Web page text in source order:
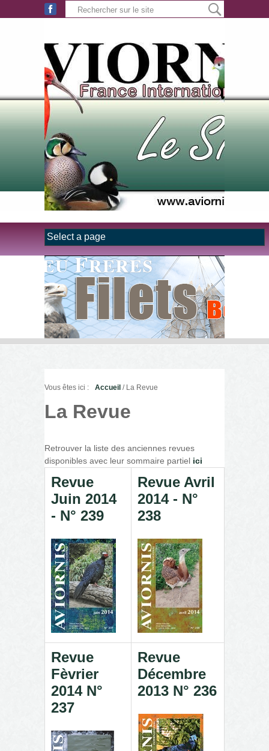
Aller au contenu principal
Vous êtes ici : Accueil / La Revue
La Revue
Retrouver la liste des anciennes revues
disponibles avec leur sommaire partiel ici
Revue
Juin 2014
- N° 239
Revue Avril
2014 - N°
238
Revue
Fèvrier
2014 N°
237
Revue
Décembre
2013 N° 236